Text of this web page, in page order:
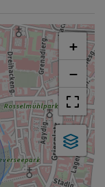
+
−